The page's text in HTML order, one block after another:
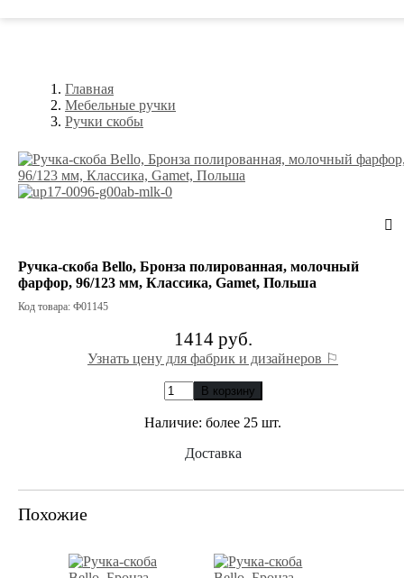
Главная
Мебельные ручки
Ручки скобы
Ручка-скоба Bello, Бронза полированная, молочный
фарфор, 96/123 мм, Классика, Gamet, Польша
Код товара: Ф01145
1414 руб.
Узнать цену для фабрик и дизайнеров ⚐
В корзину
Наличие: более 25 шт.
Доставка
Похожие